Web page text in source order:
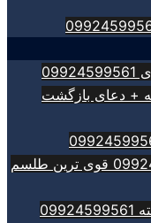
+ دعای بازگشت
طلسم قفل و کلید 09924599561 قوی ترین طلسم